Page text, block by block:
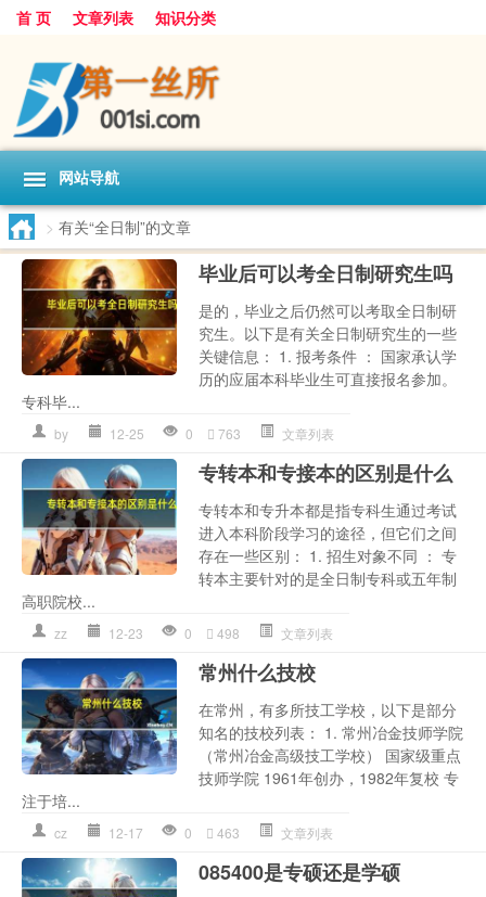
首 页 文章列表 知识分类
网站导航
> 有关“全日制”的文章
毕业后可以考全日制研究生吗
是的，毕业之后仍然可以考取全日制研
究生。以下是有关全日制研究生的一些
关键信息： 1. 报考条件 ： 国家承认学
历的应届本科毕业生可直接报名参加。
专科毕...
by 12-25 0 763 文章列表
专转本和专接本的区别是什么
专转本和专升本都是指专科生通过考试
进入本科阶段学习的途径，但它们之间
存在一些区别： 1. 招生对象不同 ： 专
转本主要针对的是全日制专科或五年制
高职院校...
zz 12-23 0 498 文章列表
常州什么技校
在常州，有多所技工学校，以下是部分
知名的技校列表： 1. 常州冶金技师学院
（常州冶金高级技工学校） 国家级重点
技师学院 1961年创办，1982年复校 专
注于培...
cz 12-17 0 463 文章列表
085400是专硕还是学硕